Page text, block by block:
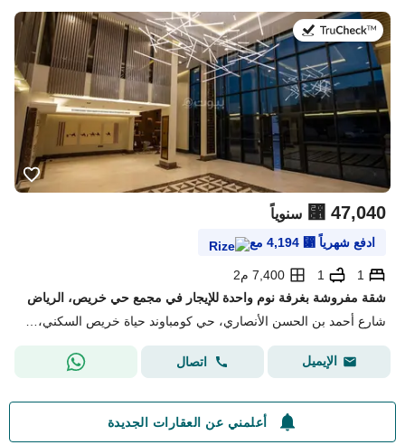
في:20 يوليو 2026
⃁ 47,040 سنوياً
ادفع شهرياً ⃁
4,194 مع
1
1
7,400 م2
شقة مفروشة بغرفة نوم واحدة للإيجار في مجمع حي خريص، الرياض
الإيميل اتصال
أعلمني عن العقارات الجديدة